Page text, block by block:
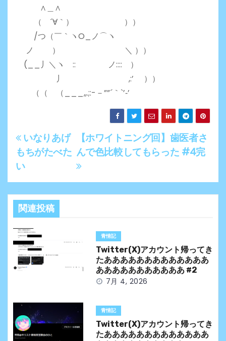
∧＿∧
（ ´∀｀） ））
/つ（￣｀ヽO_ノ⌒ヽ
ノ ） ＼ ））
(__丿＼ヽ :: ノ:::: ）
丿 ,:’ ））
（（ （___,,.;:-－””´｀`’‐’
投
稿
ナ
ビ
ゲ
ー
シ
ン
【ホワイトニング回】歯医者さ
んで色比較してもらった #4完
いなりあげ
もちがたべた
い
関連投稿
青情記
Twitter(X)アカウント帰ってき
たあああああああああああああ
あああああああああああ #2
7月 4, 2026
青情記
Twitter(X)アカウント帰ってき
たあああああああああああああ